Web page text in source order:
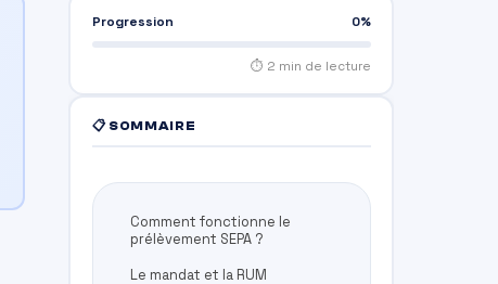
Progression 0%
⏱ 2 min de lecture
📋 SOMMAIRE
Comment fonctionne le
prélèvement SEPA ?
Le mandat et la RUM